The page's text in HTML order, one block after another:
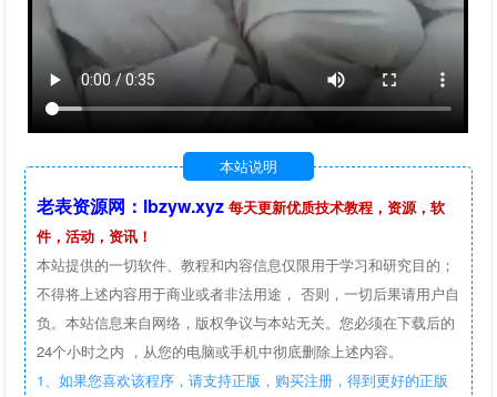
本站说明
老表资源网：lbzyw.xyz 每天更新优质技术教程，资源，软
件，活动，资讯！
本站提供的一切软件、教程和内容信息仅限用于学习和研究目的；
不得将上述内容用于商业或者非法用途， 否则，一切后果请用户自
负。本站信息来自网络，版权争议与本站无关。您必须在下载后的
24个小时之内 ，从您的电脑或手机中彻底删除上述内容。
1、如果您喜欢该程序，请支持正版，购买注册，得到更好的正版